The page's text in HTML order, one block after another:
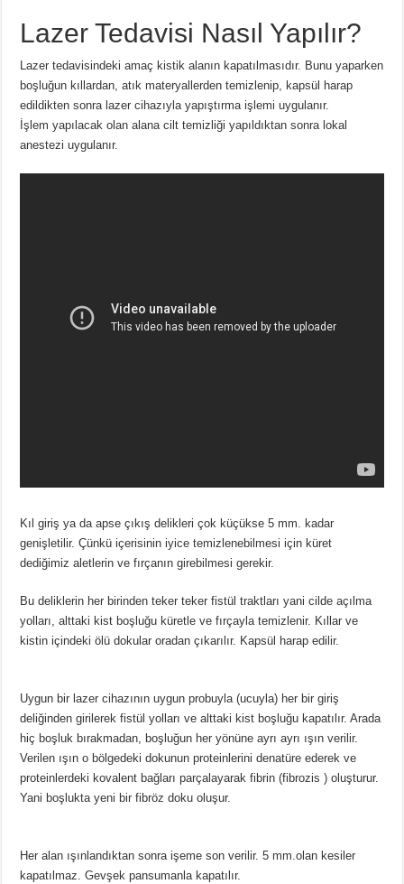
Lazer Tedavisi Nasıl Yapılır?
Lazer tedavisindeki amaç kistik alanın kapatılmasıdır. Bunu yaparken
boşluğun kıllardan, atık materyallerden temizlenip, kapsül harap
edildikten sonra lazer cihazıyla yapıştırma işlemi uygulanır.
İşlem yapılacak olan alana cilt temizliği yapıldıktan sonra lokal
anestezi uygulanır.
Kıl giriş ya da apse çıkış delikleri çok küçükse 5 mm. kadar
genişletilir. Çünkü içerisinin iyice temizlenebilmesi için küret
dediğimiz aletlerin ve fırçanın girebilmesi gerekir.
Bu deliklerin her birinden teker teker fistül traktları yani cilde açılma
yolları, alttaki kist boşluğu küretle ve fırçayla temizlenir. Kıllar ve
kistin içindeki ölü dokular oradan çıkarılır. Kapsül harap edilir.
Uygun bir lazer cihazının uygun probuyla (ucuyla) her bir giriş
deliğinden girilerek fistül yolları ve alttaki kist boşluğu kapatılır. Arada
hiç boşluk bırakmadan, boşluğun her yönüne ayrı ayrı ışın verilir.
Verilen ışın o bölgedeki dokunun proteinlerini denatüre ederek ve
proteinlerdeki kovalent bağları parçalayarak fibrin (fibrozis ) oluşturur.
Yani boşlukta yeni bir fibröz doku oluşur.
Her alan ışınlandıktan sonra işeme son verilir. 5 mm.olan kesiler
kapatılmaz. Gevşek pansumanla kapatılır.